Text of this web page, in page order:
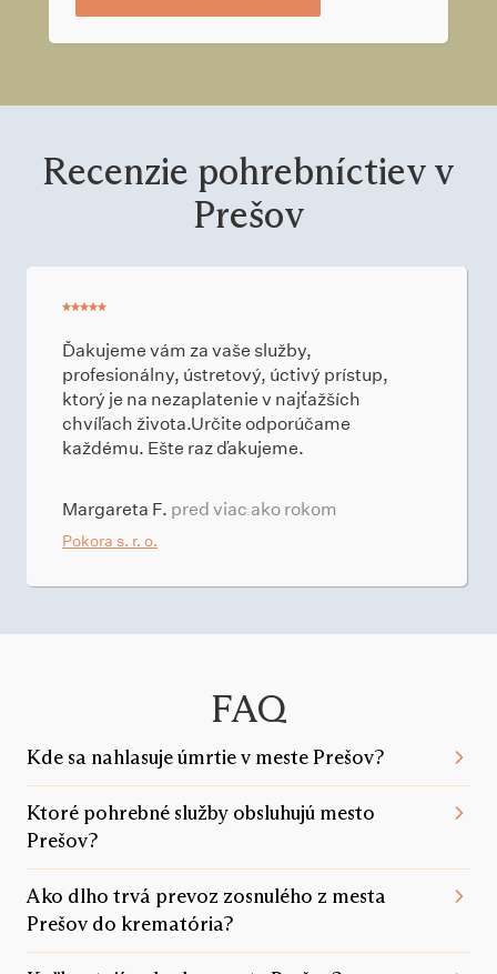
Recenzie pohrebníctiev v
Prešov
Ďakujeme vám za vaše služby,
profesionálny, ústretový, úctivý prístup,
ktorý je na nezaplatenie v najťažších
chvíľach života.Určite odporúčame
každému. Ešte raz ďakujeme.
Margareta F. pred viac ako rokom
Pokora s. r. o.
FAQ
Kde sa nahlasuje úmrtie v meste Prešov?
Ktoré pohrebné služby obsluhujú mesto
Prešov?
Ako dlho trvá prevoz zosnulého z mesta
Prešov do krematória?